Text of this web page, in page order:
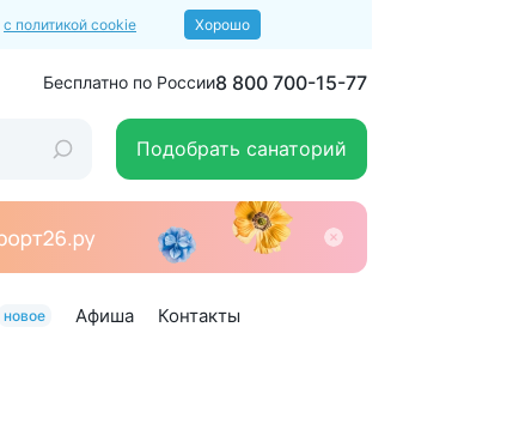
с политикой cookie Хорошо
Бесплатно по России8 800 700-15-77
Подобрать санаторий
новое Афиша Контакты